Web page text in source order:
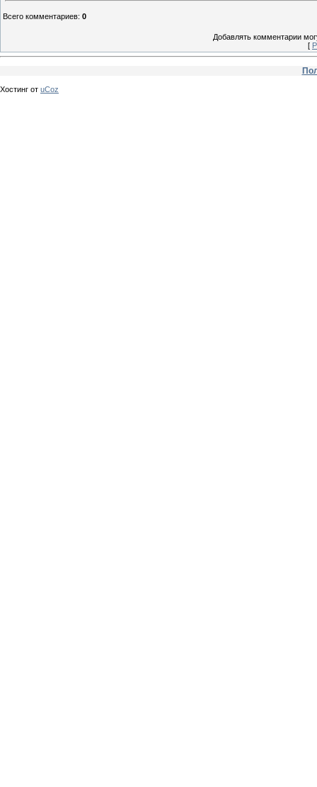
Всего комментариев: 0
Добавлять комментарии
[
Хостинг от uCoz